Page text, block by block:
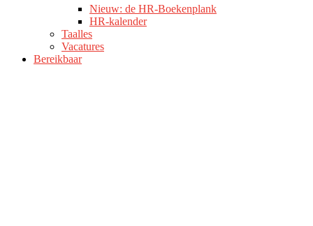
Nieuw: de HR-Boekenplank
HR-kalender
Taalles
Vacatures
Bereikbaar